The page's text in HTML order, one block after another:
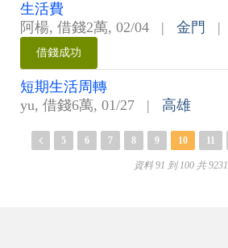
生活費
阿楊, 借錢2萬, 02/04 | 金門 |
借錢成功
短期生活周轉
yu, 借錢6萬, 01/27 | 高雄
5 6 7 8 9 10 11
資料 91 到 100 共 9231